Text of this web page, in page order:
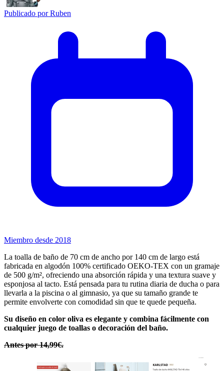
Publicado porRuben
Miembro desde 2018
La toalla de baño de 70 cm de ancho por 140 cm de largo está
fabricada en algodón 100% certificado OEKO-TEX con un gramaje
de 500 g/m², ofreciendo una absorción rápida y una textura suave y
esponjosa al tacto. Está pensada para tu rutina diaria de ducha o para
llevarla a la piscina o al gimnasio, ya que su tamaño grande te
permite envolverte con comodidad sin que te quede pequeña.
Su diseño en color oliva es elegante y combina fácilmente con
cualquier juego de toallas o decoración del baño.
Antes por 14,99€.